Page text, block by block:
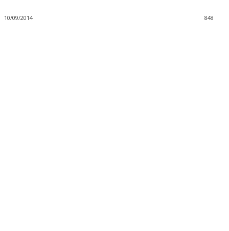
10/09/2014 848